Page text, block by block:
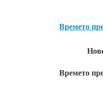
Времето
Времето